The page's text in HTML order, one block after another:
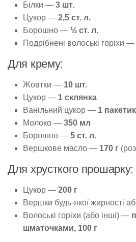
Білки — 3 шт.
Цукор — 2,5 ст. л.
Борошно — ½ ст. л.
Подрібнені волоські горіхи —
Для крему:
Жовтки — 10 шт.
Цукор — 1 склянка
Ванільний цукор — 1 пакетик
Молоко — 350 мл
Борошно — 5 ст. л.
Вершкове масло — 170 г
Для хрусткого прошарку:
Цукор — 200 г
Вершки будь-якої жирності
Волоські горіхи (або інші) —
шматочками, 100 г